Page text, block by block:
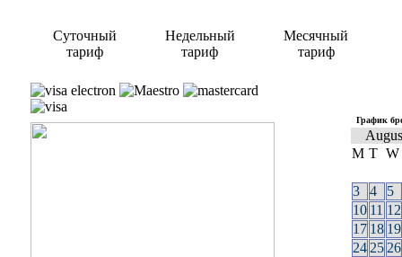
Суточный
тариф
Недельный
тариф
Месячный
тариф
График
M T W
3 4
5
10 11 12
17 18 19
24 25 26